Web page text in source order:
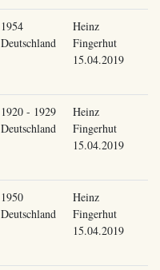
1954
Deutschland
Heinz
Fingerhut
15.04.2019
1920 - 1929
Deutschland
Heinz
Fingerhut
15.04.2019
1950
Deutschland
Heinz
Fingerhut
15.04.2019